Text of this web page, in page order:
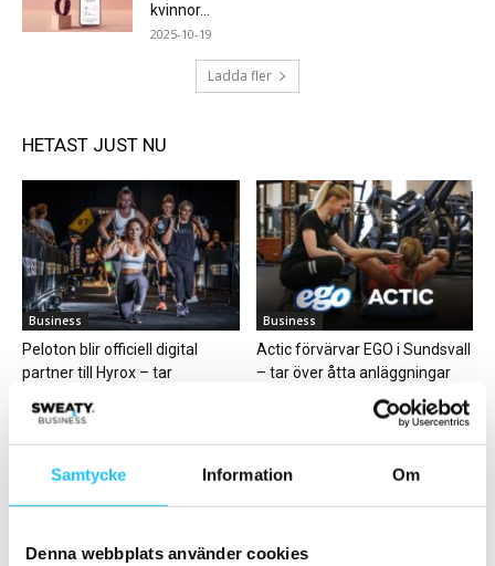
Samtycke Information Om
Denna webbplats använder cookies
kvinnor...
2025-10-19
Ladda fler
HETAST JUST NU
Business
Peloton blir officiell digital
partner till Hyrox – tar
Business
Actic förvärvar EGO i Sundsvall
– tar över åtta anläggningar
Business Business